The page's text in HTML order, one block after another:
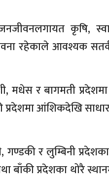
कृषि,
रहेकाले आवश्यक
मधेस र बागमती
प्रदेशमा आंशिकदेखि
र लुम्बिनी
बाँकी प्रदेशका थोरै